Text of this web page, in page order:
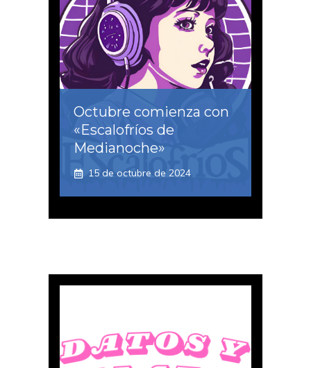
Octubre comienza con
«Escalofríos de
Medianoche»
15 de octubre de 2024